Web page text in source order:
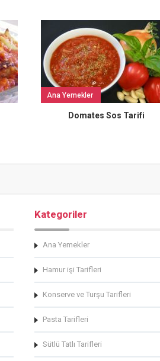
Ana Yemekler
Domates Sos Tarifi
Kategoriler
Ana Yemekler
Hamur işi Tarifleri
Konserve ve Turşu Tarifleri
Pasta Tarifleri
Sütlü Tatlı Tarifleri